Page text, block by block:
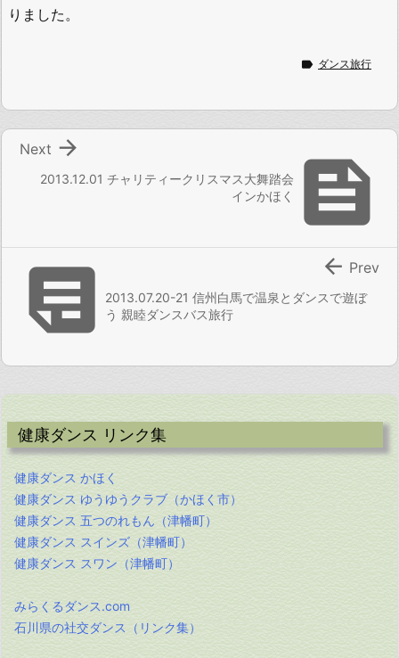
りました。
 ダンス旅行

2013.12.01 チャリティークリスマス大舞踏会
インかほく

Next
2013.07.20-21 信州白馬で温泉とダンスで遊ぼ
う 親睦ダンスバス旅行
 Prev
健康ダンス リンク集
健康ダンス かほく
健康ダンス ゆうゆうクラブ（かほく市）
健康ダンス 五つのれもん（津幡町）
健康ダンス スインズ（津幡町）
健康ダンス スワン（津幡町）
みらくるダンス.com
石川県の社交ダンス（リンク集）